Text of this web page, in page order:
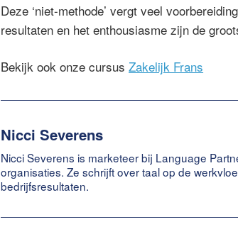
Deze ‘niet-methode’ vergt veel
resultaten en het enthousiasme zijn de
Bekijk ook onze cursusZakelijk Frans
Nicci Severens
Nicci Severens is marketeer bij Language
organisaties. Ze schrijft over taal op de
bedrijfsresultaten.